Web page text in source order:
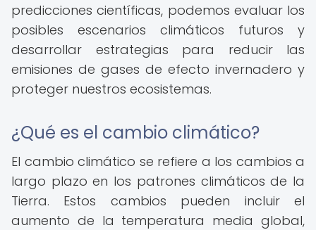
predicciones científicas, podemos evaluar los
posibles escenarios climáticos futuros y
desarrollar estrategias para reducir las
emisiones de gases de efecto invernadero y
proteger nuestros ecosistemas.
¿Qué es el cambio climático?
El cambio climático se refiere a los cambios a
largo plazo en los patrones climáticos de la
Tierra. Estos cambios pueden incluir el
aumento de la temperatura media global,